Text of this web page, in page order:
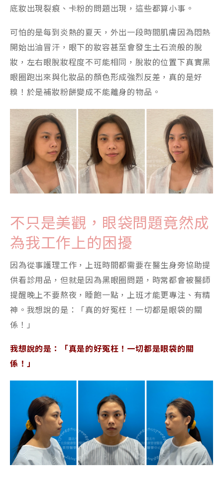
底妝出現裂痕、卡粉的問題出現，這些都算小事。
可怕的是每到炎熱的夏天，外出一段時間肌膚因為悶熱
開始出油冒汗，眼下的妝容甚至會發生土石流般的脫
妝，左右眼脫妝程度不可能相同，脫妝的位置下真實黑
眼圈跑出來與化妝品的顏色形成強烈反差，真的是好
糗！於是補妝粉餅變成不能離身的物品。
不只是美觀，眼袋問題竟然成
為我工作上的困擾
因為從事護理工作，上班時間都需要在醫生身旁協助提
供看診用品，但就是因為黑眼圈問題，時常都會被醫師
提醒晚上不要熬夜，睡飽一點，上班才能更專注、有精
神。我想說的是：「真的好冤枉！一切都是眼袋的關
係！」
我想說的是：「真是的好冤枉！一切都是眼袋的關
係！」